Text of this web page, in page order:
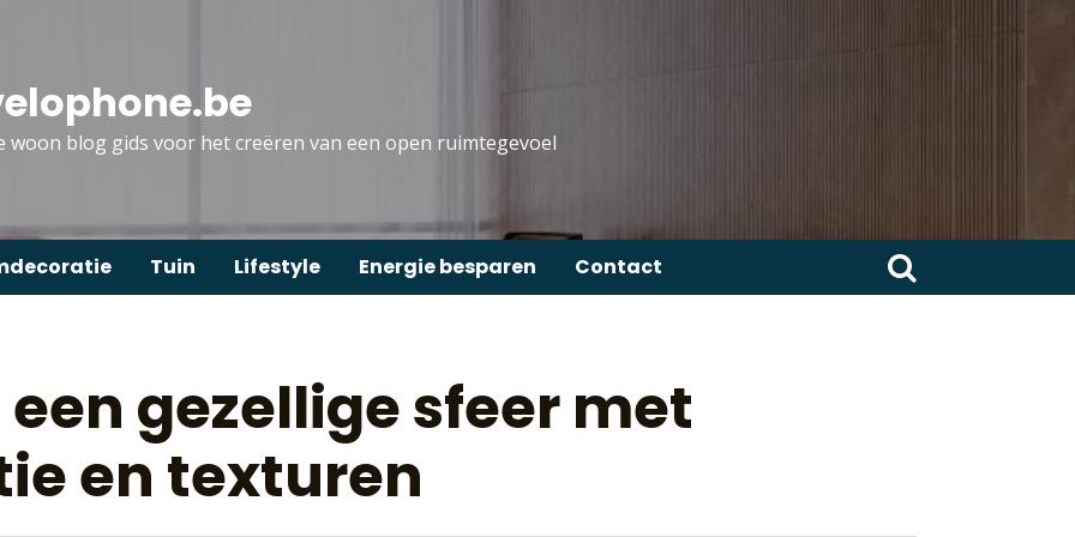
woon blog gids voor het creëren van een open ruimtegevoel
Tuin Lifestyle Energie besparen Contact
Zoeken
naar:
een gezellige sfeer met
en texturen